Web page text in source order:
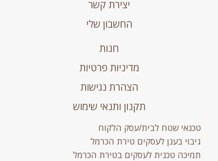
יצירת קשר
החשבון שלי
חנות
מדיניות פרטיות
הצהרת נגישות
תקנון ותנאי שימוש
טכנאי שטח לבית/עסק הלקוח
גיבוי בענן לעסקים טירת הכרמל
תמיכה טכנית לעסקים בטירת הכרמל